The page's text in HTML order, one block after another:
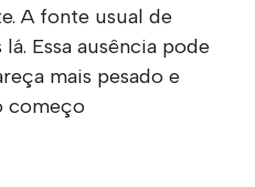
A fonte usual de
Essa ausência pode
mais pesado e
começo